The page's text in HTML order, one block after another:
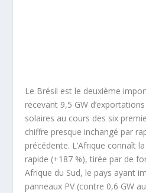
Le Brésil est le deuxième
recevant 9,5 GW
solaires au cours des six
chiffre presque inchangé par
précédente. L’Afrique connaît
rapide (+187 %), tirée par de
Afrique du Sud, le pays ayant
panneaux PV (contre 0,6 GW